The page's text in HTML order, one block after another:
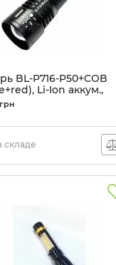
BL-P716-P50+COB
Li-Ion аккум.,
ЗУ Type-C
грн
складе